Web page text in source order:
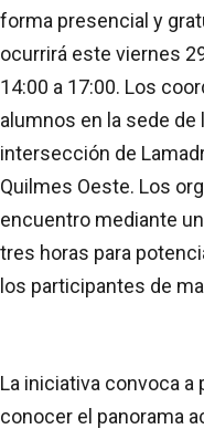
forma presencial y
ocurrirá este viernes
14:00 a 17:00. Los
alumnos en la sede de
intersección de
Quilmes Oeste. Los
encuentro mediante
tres horas para
los participantes de
La iniciativa convoca
conocer el panorama